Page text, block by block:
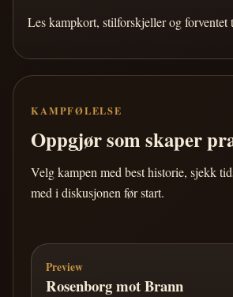
Les kampkort, stilforskjeller og forventet
KAMPFØLELSE
Oppgjør som skaper
Velg kampen med best historie, sjekk
med i diskusjonen før start.
Preview
Rosenborg mot Brann